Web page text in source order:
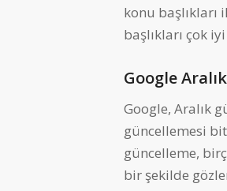
konu başlıkları
başlıkları çok
Google
Google, Aralık
güncellemesi
güncelleme,
bir şekilde